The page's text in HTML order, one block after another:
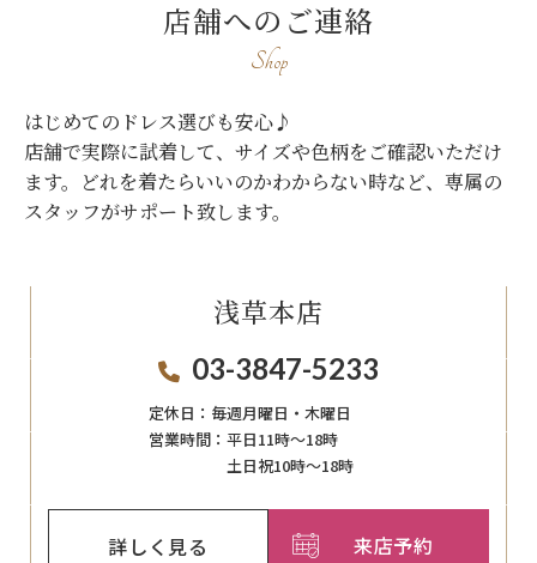
店舗へのご連絡
Shop
はじめてのドレス選びも安心♪
店舗で実際に試着して、サイズや色柄をご確認いただけ
ます。
どれを着たらいいのかわからない時など、専属の
スタッフがサポート致します。
浅草本店
03-3847-5233
定休日： 毎週月曜日・木曜日
営業時間： 平日11時～18時
土日祝10時～18時
詳しく見る 来店予約